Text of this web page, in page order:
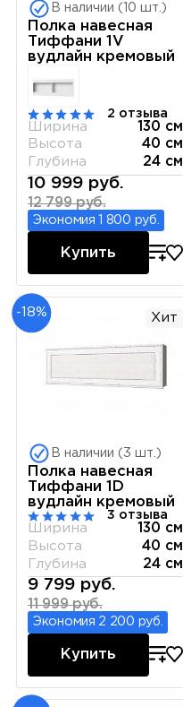
В наличии (10 шт.)
Полка навесная
Тиффани 1V
вудлайн кремовый
2 отзыва
Ширина
130 см
Высота
40 см
Глубина
24 см
10 999 руб.
12 799 руб.
Экономия 1 800 руб.
Купить
-18% Хит
В наличии (3 шт.)
Полка навесная
Тиффани 1D
вудлайн кремовый
3 отзыва
Ширина
130 см
Высота
40 см
Глубина
24 см
9 799 руб.
11 999 руб.
Экономия 2 200 руб.
Купить